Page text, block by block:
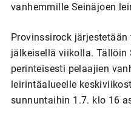
vanhemmille Seinäjoen
Provinssirock
jälkeisellä viikolla. Tällöin
perinteisesti pelaajien
leirintäalueelle
sunnuntaihin 1.7. klo 16